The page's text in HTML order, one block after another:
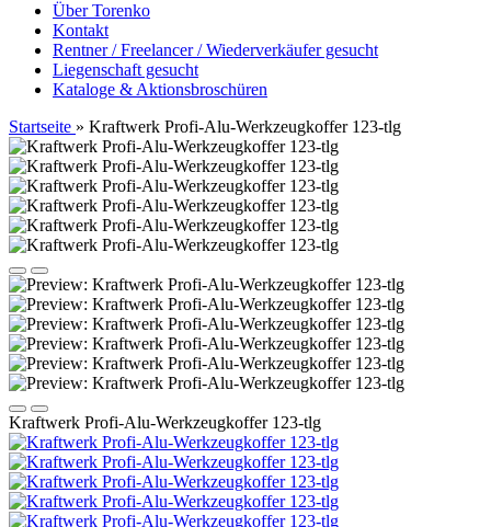
Über Torenko
Kontakt
Rentner / Freelancer / Wiederverkäufer gesucht
Liegenschaft gesucht
Kataloge & Aktionsbroschüren
Startseite » Kraftwerk Profi-Alu-Werkzeugkoffer 123-tlg
Kraftwerk Profi-Alu-Werkzeugkoffer 123-tlg